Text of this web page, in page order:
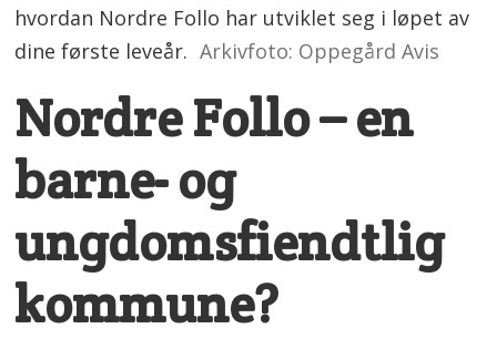
hvordan Nordre Follo har utviklet seg i løpet av
dine første leveår. Arkivfoto: Oppegård Avis
Nordre Follo – en
barne- og
ungdomsfiendtlig
kommune?